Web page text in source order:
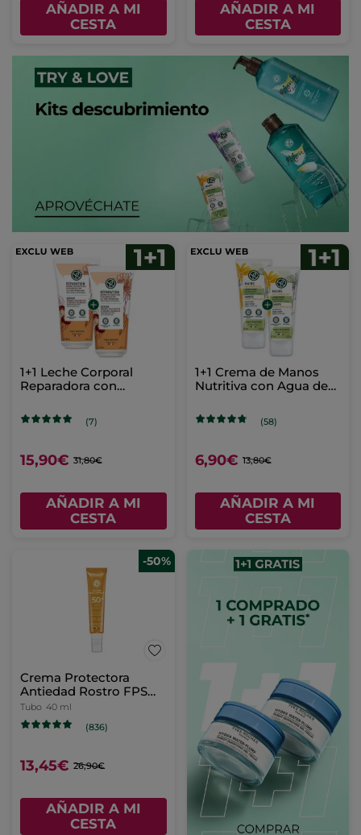
AÑADIR A MI
CESTA
AÑADIR A MI
CESTA
1+1 Leche Corporal
Reparadora con
caléndula
(7)
15,90€ 31,80€
AÑADIR A MI
CESTA
1+1 Crema de Manos
Nutritiva con Agua de
(58)
6,90€ 13,80€
AÑADIR A MI
CESTA
-50%
Crema Protectora
Antiedad Rostro FPS
50+
Tubo 40 ml
(836)
13,45€ 26,90€
AÑADIR A MI
CESTA